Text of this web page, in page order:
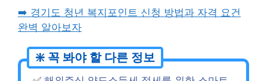
➡️ 경기도 청년 복지포인트 신청 방법과 자격 요건
완벽 알아보자